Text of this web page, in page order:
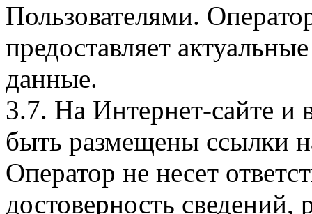
Пользователями.
предоставляет
данные.
3.7. На Интернет-сайте
быть размещены ссылки
Оператор не несет
достоверность